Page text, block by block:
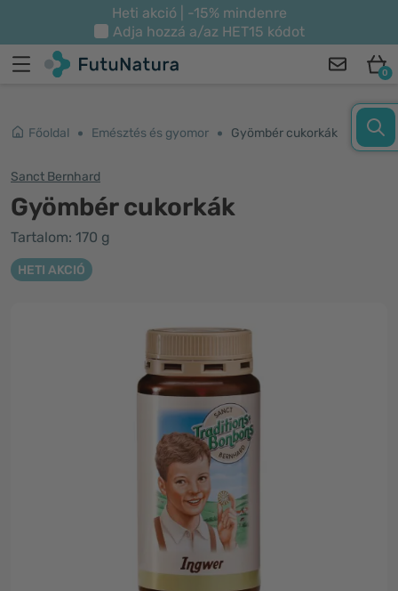
Heti akció | -15% mindenre
Adja hozzá a/az HET15 kódot
0
Főoldal Emésztés és gyomor Gyömbér cukorkák
Sanct Bernhard
Gyömbér cukorkák
Tartalom: 170 g
HETI AKCIÓ